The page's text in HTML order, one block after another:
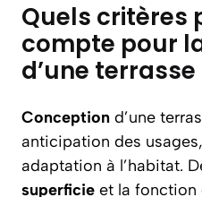
Quels critères
compte pour
d’une
Conception d’une
anticipation des
adaptation à l’habitat.
superficie et la fonction